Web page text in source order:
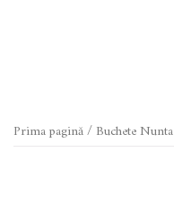
Prima pagină/Buchete Nunta